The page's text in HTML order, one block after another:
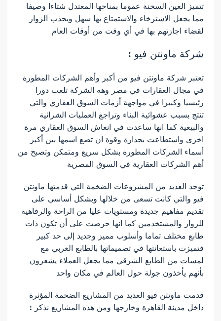
تتميز العين السخنة عموما بمناخها المعتدل شتاءا وصيفا
مما يجعل الاسترخاء والاستمتاع بها سهل ويجذب الزوار
لقضاء اجازتهم بها في أي وقت من أوقات العام
شركة ماونتن فيو :
تعتبر شركة ماونتن فيو من أكبر وأهم الشركات المطورة
في مجال العقارات في مصر وهه الشركة تلعب دورا
رئيسيا وكبيرا في مواجهة أزمات السوق العقاري والتي
تنتج بسبب عشوائية البناء وتراجع العمليات الشرائية
والبيعية كما انها ساعدت في انعاش السوق العقاري مرة
اخرى واستطاعت بجدارة وقوة ان تضع اسمها بين أكبر
أسماء الشركات المطورة بشكل سريع ومتمكن وتصبح من
أهم الشركات العقارية في السوق المصرية
توجد العديد من المشروعات الضخمة التي قدمتها ماونتن
فيو والتي كانت تسعى من خلالها وبشكل أساسي على
تقديم مفاهيم جديدة ومستويات عليا من الراحة والرفاهية
للزوار والمستخدمين كما انها حرصت على أن تكون ذات
طابع مختلف تماما وأسلوب مميز وجديد إلى حد كبير
فتميزت باستعانتها في تصميماتها بالطابع الغربي مع
لمسات من الطابع الشرقي مما يجعل العملاء يشعرون
بأنهم يأخذون جولة حول العالم في مكان واحد
قدمت ماونتن فيو العديد من المشاريع الضخمة المؤثرة
داخل مدينة القاهرة وخارجها ومن هذه المشاريع نذكر :